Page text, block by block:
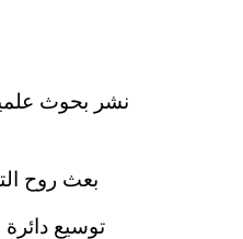
نشر بحوث
بعث روح
توسيع